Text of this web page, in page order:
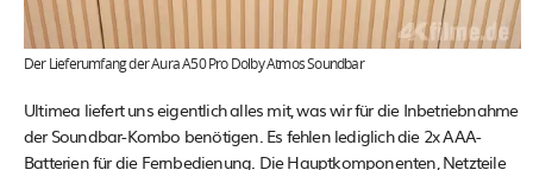
Der Lieferumfang der Aura A50 Pro Dolby Atmos Soundbar
Ultimea liefert uns eigentlich alles mit, was wir für die Inbetriebnahme
der Soundbar-Kombo benötigen. Es fehlen lediglich die 2x AAA-
Batterien für die Fernbedienung. Die Hauptkomponenten, Netzteile